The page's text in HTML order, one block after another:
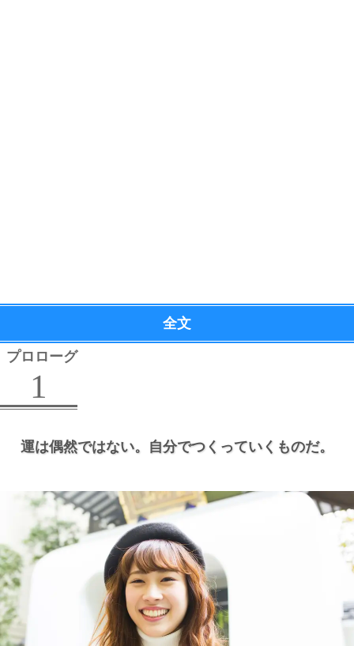
全文
プロローグ
1
運は偶然ではない。 自分でつくっていくものだ。